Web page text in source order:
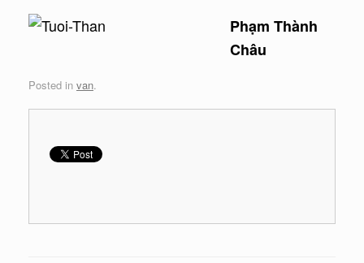
Phạm Thành
Châu
Posted in van.